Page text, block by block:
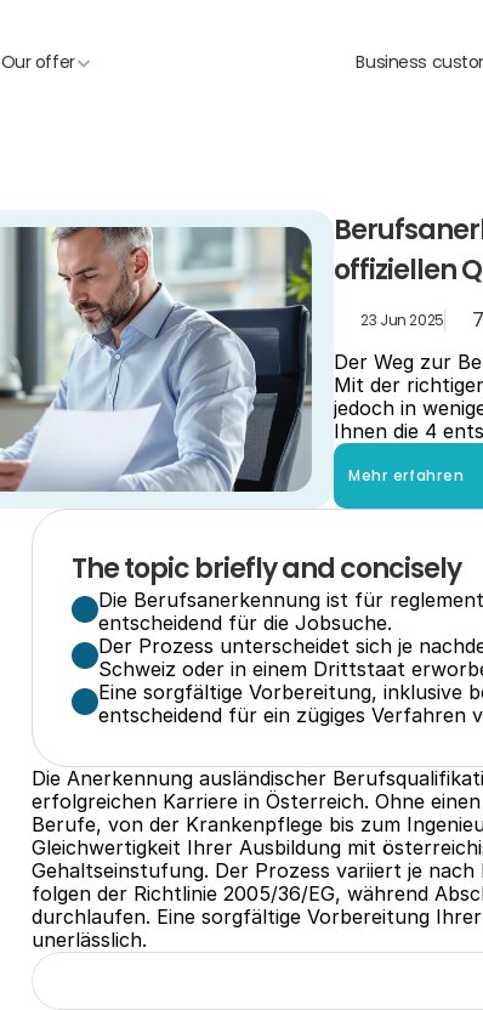
Our offer Business
offiziellen
23 Jun 2025
Der Weg zur
Mit der
jedoch in
Ihnen die 4
Mehr erfahren
The topic briefly and concisely
Die Berufsanerkennung ist für
entscheidend für die Jobsuche.
Der Prozess unterscheidet sich je
Schweiz oder in einem Drittstaat
Eine sorgfältige Vorbereitung, inklusive
entscheidend für ein zügiges Verfahren
Die Anerkennung ausländischer
erfolgreichen Karriere in Österreich. Ohne
Berufe, von der Krankenpflege bis zum
Gleichwertigkeit Ihrer Ausbildung mit
Gehaltseinstufung. Der Prozess variiert je
folgen der Richtlinie 2005/36/EG, während
durchlaufen. Eine sorgfältige Vorbereitung
unerlässlich.